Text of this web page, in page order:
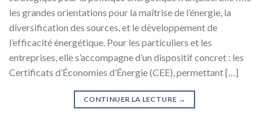
les grandes orientations pour la maîtrise de l’énergie, la
diversification des sources, et le développement de
l’efficacité énergétique. Pour les particuliers et les
entreprises, elle s’accompagne d’un dispositif concret : les
Certificats d’Économies d’Énergie (CEE), permettant […]
CONTINUER LA LECTURE →